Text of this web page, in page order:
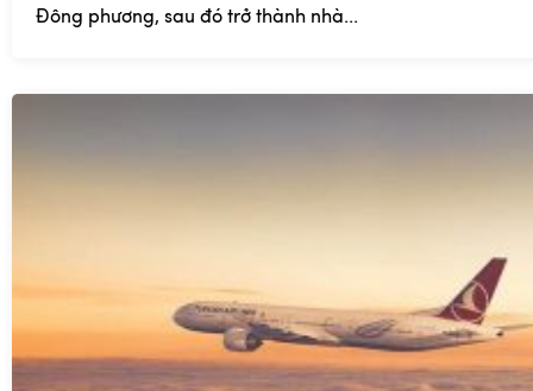
Đông phương, sau đó trở thành nhà...